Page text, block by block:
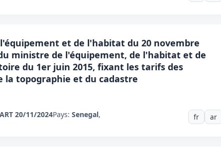
et de l'habitat du 20 novembre
ministre de l'équipement, de l'habitat et de
du 1er juin 2015, fixant les tarifs des
la topographie et du cadastre
ART 20/11/2024Pays: Senegal, fr ar